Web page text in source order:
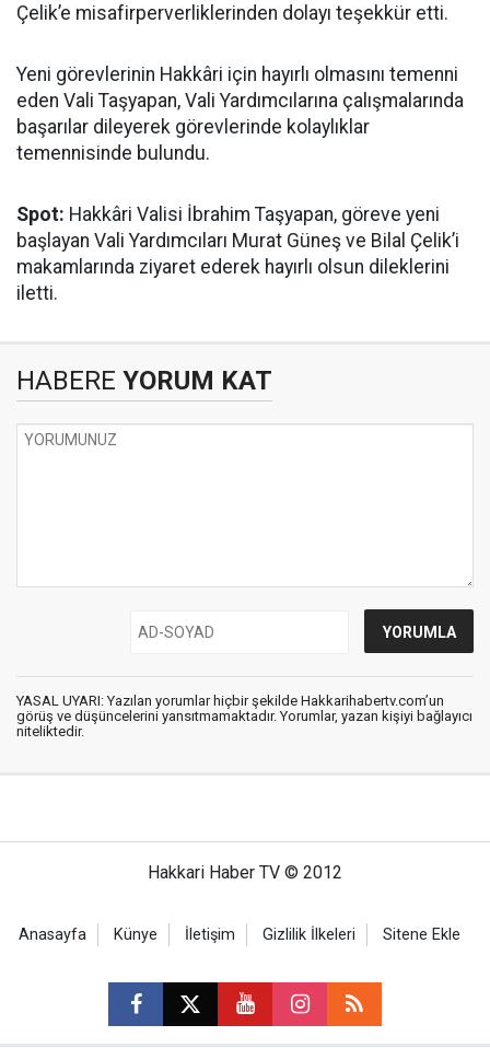
Çelik’e misafirperverliklerinden dolayı teşekkür etti.
Yeni görevlerinin Hakkâri için hayırlı olmasını temenni
eden Vali Taşyapan, Vali Yardımcılarına çalışmalarında
başarılar dileyerek görevlerinde kolaylıklar
temennisinde bulundu.
Spot: Hakkâri Valisi İbrahim Taşyapan, göreve yeni
başlayan Vali Yardımcıları Murat Güneş ve Bilal Çelik’i
makamlarında ziyaret ederek hayırlı olsun dileklerini
iletti.
HABERE YORUM KAT
YASAL UYARI: Yazılan yorumlar hiçbir şekilde Hakkarihabertv.com’un
görüş ve düşüncelerini yansıtmamaktadır. Yorumlar, yazan kişiyi bağlayıcı
niteliktedir.
Hakkari Haber TV © 2012
Anasayfa Künye İletişim Gizlilik İlkeleri Sitene Ekle